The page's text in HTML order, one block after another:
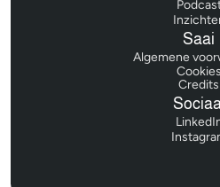
Cases
Inzichten
Saai
Algemene
AlgemeneCookies
Credits
Credits